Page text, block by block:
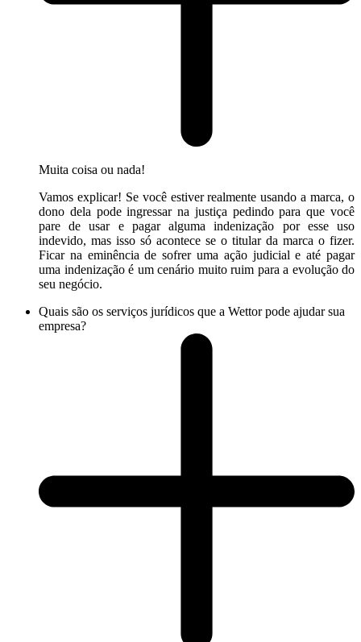
Muita coisa ou nada!
Vamos explicar! Se você estiver realmente usando a marca, o
dono dela pode ingressar na justiça pedindo para que você
pare de usar e pagar alguma indenização por esse uso
indevido, mas isso só acontece se o titular da marca o fizer.
Ficar na eminência de sofrer uma ação judicial e até pagar
uma indenização é um cenário muito ruim para a evolução do
seu negócio.
Quais são os serviços jurídicos que a Wettor pode ajudar sua
empresa?